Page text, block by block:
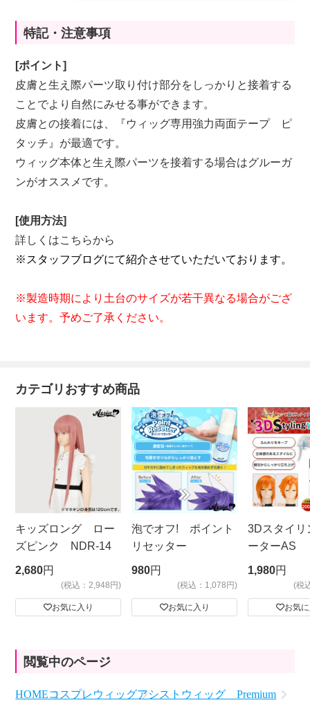
特記・注意事項
[ポイント]
皮膚と生え際パーツ取り付け部分をしっかりと接着する
ことでより自然にみせる事ができます。
皮膚との接着には、『ウィッグ専用強力両面テープ ピ
タッチ 』が最適です。
ウィッグ本体と生え際パーツを接着する場合はグルーガ
ンがオススメです。
[使用方法]
詳しくはこちらから
※スタッフブログにて紹介させていただいております。
※製造時期により土台のサイズが若干異なる場合がござ
います。予めご了承ください。
カテゴリおすすめ商品
キッズロング ロー
ズピンク NDR-14
2,680円
(税込：2,948円)
お気に入り
泡でオフ! ポイント
リセッター
980円
(税込：1,078円)
お気に入り
3Dスタイリ
ーターAS
ビッグサイ
1,980円
(税
お気
閲覧中のページ
HOMEコスプレウィッグアシストウィッグ Premium